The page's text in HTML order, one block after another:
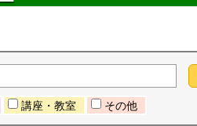
講座・教室 その他